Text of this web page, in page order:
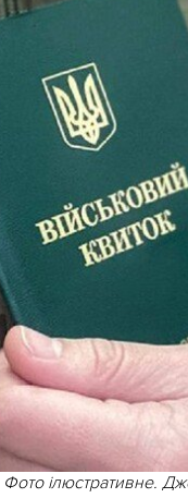
Фото ілюстративне.